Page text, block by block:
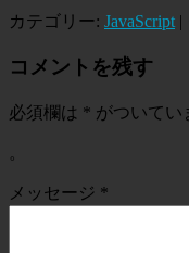
カテゴリー: JavaScript |
コメントを残す
必須欄は * がついてい
。
メッセージ *